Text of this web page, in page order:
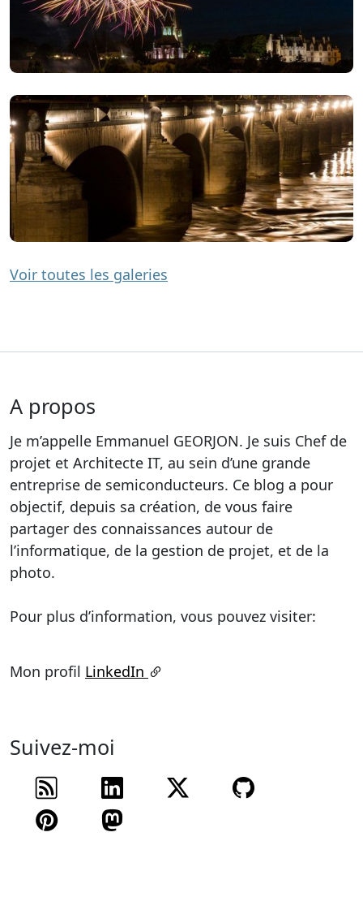
Voir toutes les galeries
A propos
Je m’appelle Emmanuel GEORJON. Je suis Chef de
projet et Architecte IT, au sein d’une grande
entreprise de semiconducteurs. Ce blog a pour
objectif, depuis sa création, de vous faire
partager des connaissances autour de
l’informatique, de la gestion de projet, et de la
photo.
Pour plus d’information, vous pouvez visiter:
Mon profil LinkedIn
Suivez-moi
Flux RSSSuivez-moi surSuivez-moi sur
Suivez
Suivez-moi sur